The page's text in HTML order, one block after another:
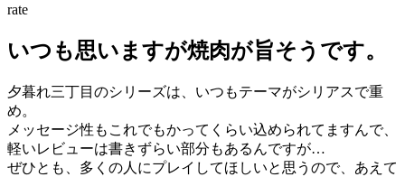
rate
いつも思いますが焼肉が旨そうです。
夕暮れ三丁目のシリーズは、いつもテーマがシリアスで重
め。
メッセージ性もこれでもかってくらい込められてますんで、
軽いレビューは書きずらい部分もあるんですが…
ぜひとも、多くの人にプレイしてほしいと思うので、あえて